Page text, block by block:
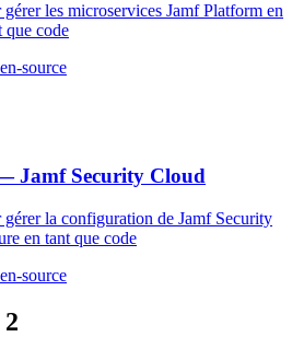
les microservices Jamf Platform en
que code
source
Jamf Security Cloud
la configuration de Jamf Security
en tant que code
source
2